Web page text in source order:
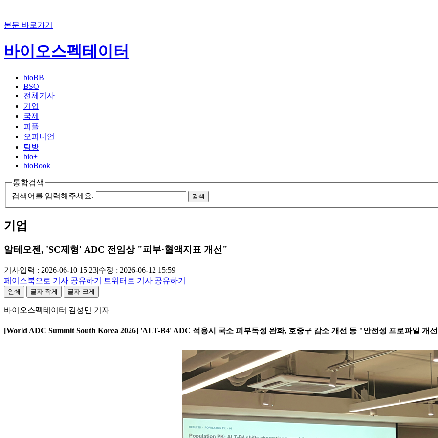
본문 바로가기
바이오스펙테이터
bioBB
BSO
전체기사
기업
국제
피플
오피니언
탐방
bio+
bioBook
통합검색
검색어를 입력해주세요.
검색
기업
알테오젠, 'SC제형' ADC 전임상 "피부·혈액지표 개선"
기사입력 : 2026-06-10 15:23|수정 : 2026-06-12 15:59
페이스북으로 기사 공유하기
트위터로 기사 공유하기
인쇄 글자 작게 글자 크게
바이오스펙테이터 김성민 기자
[World ADC Summit South Korea 2026] 'ALT-B4' ADC 적용시 국소 피부독성 완화, 호중구 감소 개선 등 "안전성 프로파일 개